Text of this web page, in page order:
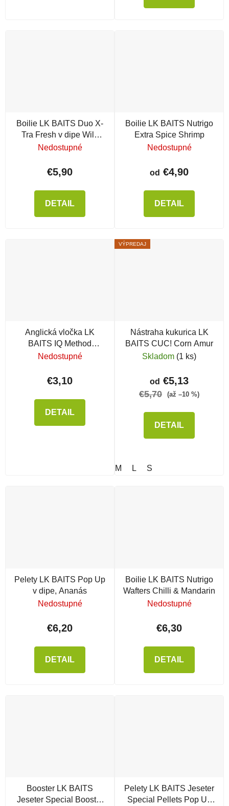
Boilie LK BAITS Duo X-
Tra Fresh v dipe Wild
Strawberry / Carp Secret
Nedostupné
€5,90
DETAIL
Boilie LK BAITS Nutrigo
Extra Spice Shrimp
Nedostupné
od €4,90
DETAIL
Anglická vločka LK
BAITS IQ Method
Feeder, oranžová, 500 g
Nedostupné
€3,10
DETAIL
VÝPREDAJ
Nástraha kukurica LK
BAITS CUC! Corn Amur
Skladom (1 ks)
od €5,13
€5,70 (až –10 %)
DETAIL
M L S
Pelety LK BAITS Pop Up
v dipe, Ananás
Nedostupné
€6,20
DETAIL
Boilie LK BAITS Nutrigo
Wafters Chilli & Mandarin
Nedostupné
€6,30
DETAIL
Booster LK BAITS
Jeseter Special Booster
Pelety LK BAITS Jeseter
Special Pellets Pop Up